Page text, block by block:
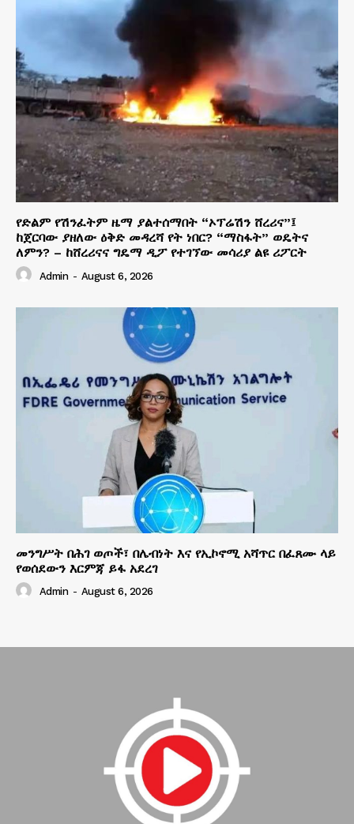
የድልም የሽንፈትም ዜማ ያልተሰማበት “ኦፕሬሽን ሸረሪና”፤
ከጀርባው ያዘለው ዕቅድ መዳረሻ የት ነበር? “ማስፋት” ወዴትና
ለምን? – ከሸረሪናና ግዴማ ዲፖ የተገኘው መሳሪያ ልዩ ሪፖርት
Admin - August 6, 2026
መንግሥት በሕገ ወጦች፣ በሌብነት እና የኢኮኖሚ አሻጥር በፈጸሙ ላይ
የወሰደውን እርምጃ ይፋ አደረገ
Admin - August 6, 2026